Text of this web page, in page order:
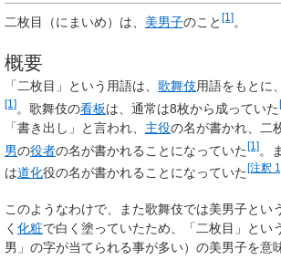
二枚目 （にまいめ）は、 美男子のこと [1]。
概要
「二枚目」という用語は、 歌舞伎用語をもとに、
[1] 。歌舞伎の看板は、通常は8枚から成っていた
「書き出し」と言われ、 主役の名が書かれ、二
男の役者の名が書かれることになっていた[1]。
は道化役の名が書かれることになっていた [注釈
このようなわけで、また歌舞伎では美男子とい
く 化粧で白く塗っていたため、「二枚目」とい
男」の字が当てられる事が多い）の美男子を意